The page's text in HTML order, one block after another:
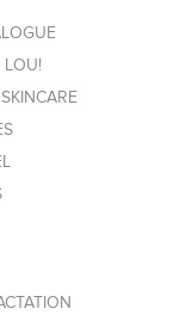
LOU!